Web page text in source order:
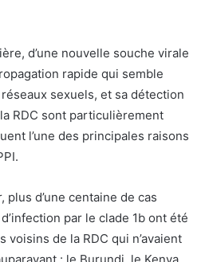
d’une nouvelle souche virale
rapide qui semble
sexuels, et sa détection
RDC sont particulièrement
l’une des principales raisons
d’une centaine de cas
par le clade 1b ont été
voisins de la RDC qui n’avaient